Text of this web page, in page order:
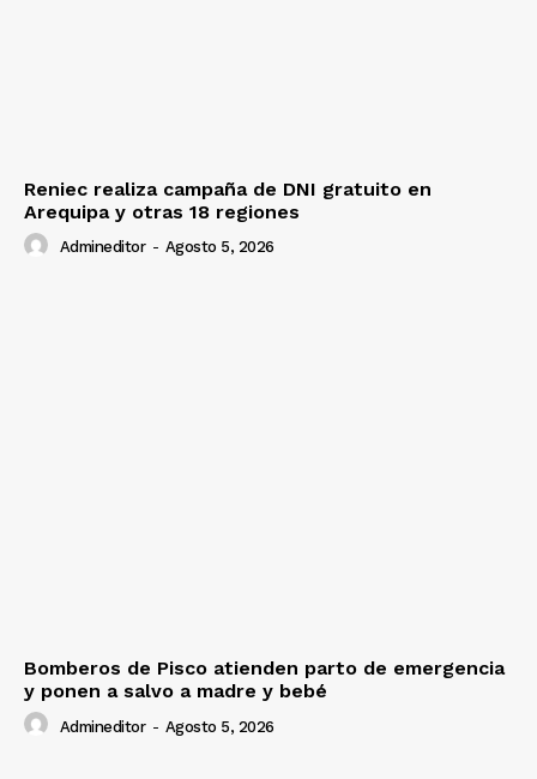
Reniec realiza campaña de DNI gratuito en
Arequipa y otras 18 regiones
Admineditor - Agosto 5, 2026
Bomberos de Pisco atienden parto de emergencia
y ponen a salvo a madre y bebé
Admineditor - Agosto 5, 2026